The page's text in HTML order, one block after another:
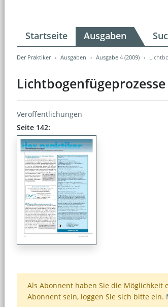
Startseite Ausgaben
Der Praktiker Ausgaben Ausgabe 4 (2009)
Veröffentlichungen
Seite 142:
Als Abonnent haben Sie die Möglichkeit
Abonnent sein, loggen Sie sich bitte ein.